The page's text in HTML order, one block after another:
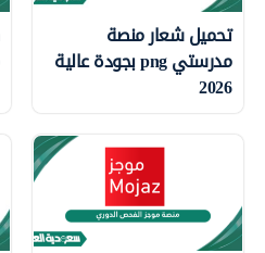
تحميل شعار منصة
مدرستي png بجودة عالية
2026